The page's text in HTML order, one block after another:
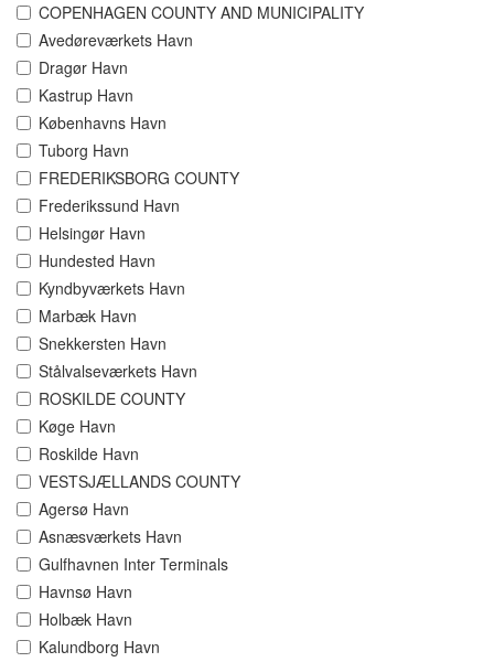
COPENHAGEN COUNTY AND MUNICIPALITY
Avedøreværkets Havn
Dragør Havn
Kastrup Havn
Københavns Havn
Tuborg Havn
FREDERIKSBORG COUNTY
Frederikssund Havn
Helsingør Havn
Hundested Havn
Kyndbyværkets Havn
Marbæk Havn
Snekkersten Havn
Stålvalseværkets Havn
ROSKILDE COUNTY
Køge Havn
Roskilde Havn
VESTSJÆLLANDS COUNTY
Agersø Havn
Asnæsværkets Havn
Gulfhavnen Inter Terminals
Havnsø Havn
Holbæk Havn
Kalundborg Havn